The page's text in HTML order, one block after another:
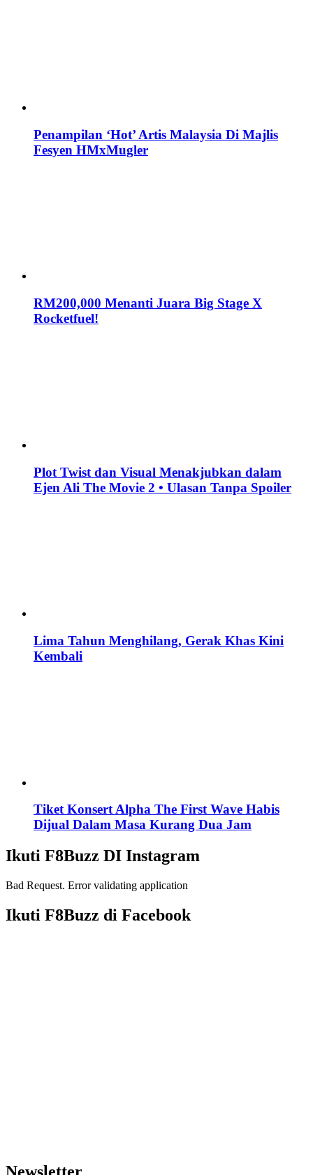
Penampilan ‘Hot’ Artis Malaysia Di Majlis
Fesyen HMxMugler
RM200,000 Menanti Juara Big Stage X
Rocketfuel!
Plot Twist dan Visual Menakjubkan dalam
Ejen Ali The Movie 2 • Ulasan Tanpa Spoiler
Lima Tahun Menghilang, Gerak Khas Kini
Kembali
Tiket Konsert Alpha The First Wave Habis
Dijual Dalam Masa Kurang Dua Jam
Ikuti F8Buzz DI Instagram
Bad Request. Error validating application
Ikuti F8Buzz di Facebook